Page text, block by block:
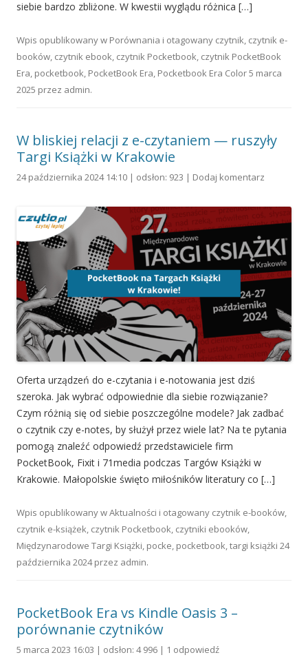
siebie bardzo zbliżone. W kwestii wyglądu różnica […]
Wpis opublikowany w Porównania i otagowany czytnik, czytnik e-
booków, czytnik ebook, czytnik Pocketbook, czytnik PocketBook
Era, pocketbook, PocketBook Era, Pocketbook Era Color5 marca
2025 przez admin.
W bliskiej relacji z e-czytaniem — ruszyły
Targi Książki w Krakowie
24 października 2024 14:10 | odsłon: 923 | Dodaj komentarz
Oferta urządzeń do e-czytania i e-notowania jest dziś
szeroka. Jak wybrać odpowiednie dla siebie rozwiązanie?
Czym różnią się od siebie poszczególne modele? Jak zadbać
o czytnik czy e-notes, by służył przez wiele lat? Na te pytania
pomogą znaleźć odpowiedź przedstawiciele firm
PocketBook, Fixit i 71media podczas Targów Książki w
Krakowie. Małopolskie święto miłośników literatury co […]
Wpis opublikowany wAktualności i otagowany czytnik e-booków,
czytnik e-książek, czytnik Pocketbook, czytniki ebooków,
Międzynarodowe Targi Książki, pocke, pocketbook,targi książki 24
października 2024przez admin.
PocketBook Era vs Kindle Oasis 3 –
porównanie czytników
5 marca 2023 16:03 | odsłon: 4 996 | 1 odpowiedź